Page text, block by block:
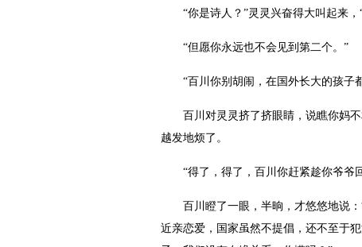
“你是诗人？”灵灵兴奋得大叫起来，
“但愿你永远也不会见到第二个。”
“百川你别胡闹，在国外长大的孩子
百川对灵灵挤了挤眼睛，说瞧你妈不
越发地烦了。
“得了，得了，百川你赶紧趁你爷爷回
百川瞪了一眼，半晌，才悠悠地说：“
近亲恋爱，国家虽然不提倡，还不至于